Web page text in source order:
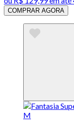
COMPRAR AGORA